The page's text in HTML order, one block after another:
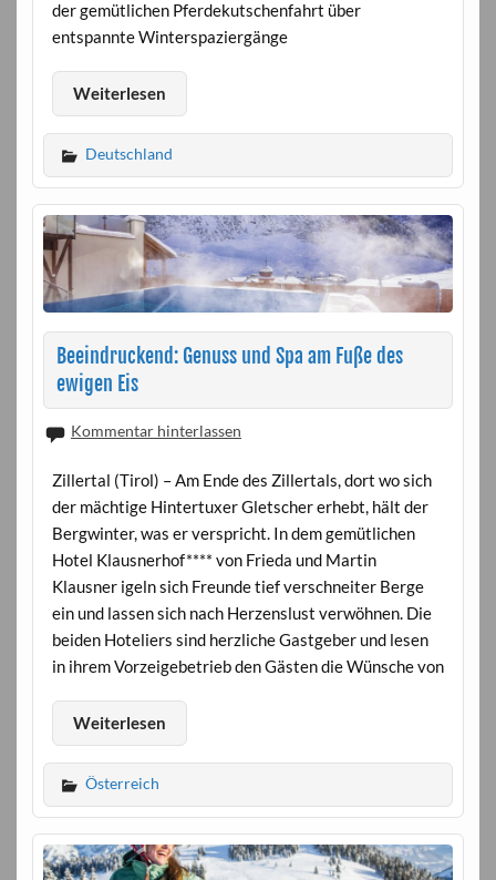
der gemütlichen Pferdekutschenfahrt über
entspannte Winterspaziergänge
Weiterlesen
Deutschland
Beeindruckend: Genuss und Spa am Fuße des
ewigen Eis
Kommentar hinterlassen
Zillertal (Tirol) – Am Ende des Zillertals, dort wo sich
der mächtige Hintertuxer Gletscher erhebt, hält der
Bergwinter, was er verspricht. In dem gemütlichen
Hotel Klausnerhof**** von Frieda und Martin
Klausner igeln sich Freunde tief verschneiter Berge
ein und lassen sich nach Herzenslust verwöhnen. Die
beiden Hoteliers sind herzliche Gastgeber und lesen
in ihrem Vorzeigebetrieb den Gästen die Wünsche von
Weiterlesen
Österreich